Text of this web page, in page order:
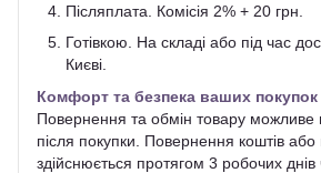
Післяплата. Комісія 2% + 20 грн.
Готівкою. На складі або під час
Києві.
Комфорт та безпека ваших покупок
Повернення та обмін товару можливе
після покупки. Повернення коштів або
здійснюється протягом 3 робочих